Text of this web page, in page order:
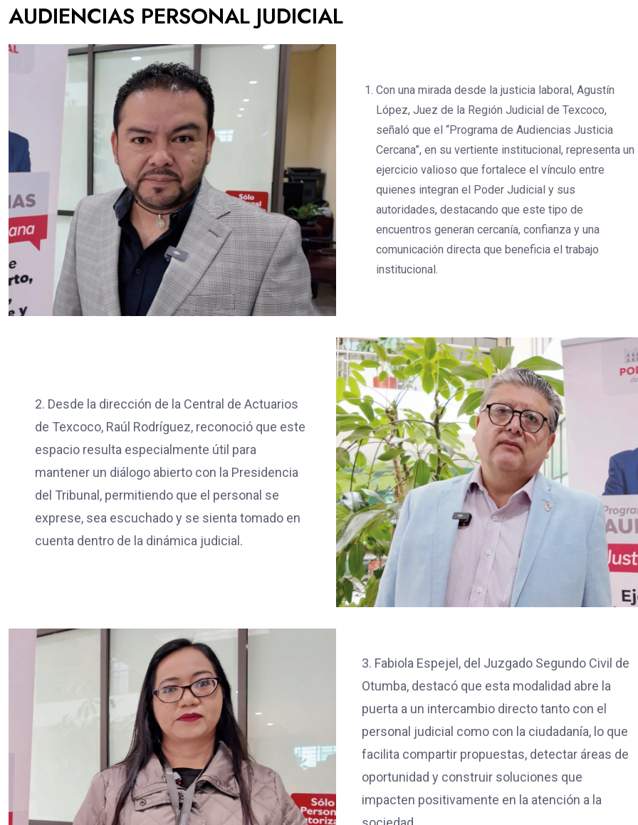
AUDIENCIAS PERSONAL JUDICIAL
Con una mirada desde la justicia laboral, Agustín
López, Juez de la Región Judicial de Texcoco,
señaló que el “Programa de Audiencias Justicia
Cercana”, en su vertiente institucional, representa un
ejercicio valioso que fortalece el vínculo entre
quienes integran el Poder Judicial y sus
autoridades, destacando que este tipo de
encuentros generan cercanía, confianza y una
comunicación directa que beneficia el trabajo
institucional.
2. Desde la dirección de la Central de Actuarios
de Texcoco, Raúl Rodríguez, reconoció que este
espacio resulta especialmente útil para
mantener un diálogo abierto con la Presidencia
del Tribunal, permitiendo que el personal se
exprese, sea escuchado y se sienta tomado en
cuenta dentro de la dinámica judicial.
3. Fabiola Espejel, del Juzgado Segundo Civil de
Otumba, destacó que esta modalidad abre la
puerta a un intercambio directo tanto con el
personal judicial como con la ciudadanía, lo que
facilita compartir propuestas, detectar áreas de
oportunidad y construir soluciones que
impacten positivamente en la atención a la